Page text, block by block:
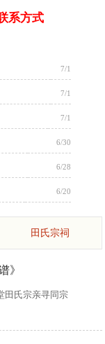
系方式
7/1
7/1
7/1
6/30
6/28
6/20
田氏宗祠
》
堂田氏宗亲寻同宗